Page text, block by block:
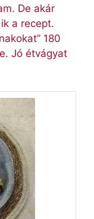
De akár
a recept.
180
Jó étvágyat